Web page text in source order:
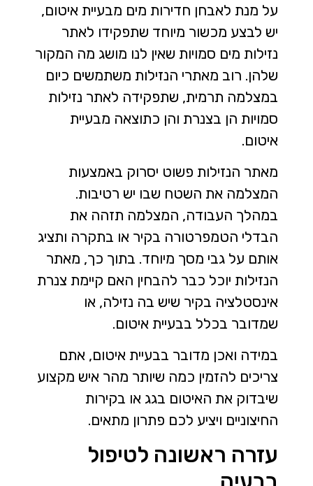
על מנת לאבחן חדירות מים מבעיית איטום,
יש לבצע מכשור מיוחד שתפקידו לאתר
נזילות מים סמויות שאין לנו מושג מה המקור
שלהן. רוב מאתרי הנזילות משתמשים כיום
במצלמה תרמית, שתפקידה לאתר נזילות
סמויות הן בצנרת והן כתוצאה מבעיית
איטום.
מאתר הנזילות פשוט יסרוק באמצעות
המצלמה את השטח שבו יש רטיבות.
במהלך העבודה, המצלמה תזהה את
הבדלי הטמפרטורה בקיר או בתקרה ותציג
אותם על גבי מסך מיוחד. בתוך כך, מאתר
הנזילות יוכל כבר להבחין האם קיימת צנרת
אינסטלציה בקיר שיש בה נזילה, או
שמדובר בכלל בבעיית איטום.
במידה ואכן מדובר בבעיית איטום, אתם
צריכים להזמין כמה שיותר מהר איש מקצוע
שיבדוק את האיטום בגג או בקירות
החיצוניים ויציע לכם פתרון מתאים.
עזרה ראשונה לטיפול